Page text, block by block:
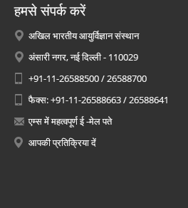
हमसे संपर्क करें
अखिल भारतीय आयुर्विज्ञान संस्थान
अंसारी नगर, नई दिल्ली - 110029
+91-11-26588500 / 26588700
फैक्स: +91-11-26588663 / 26588641
एम्स में महत्वपूर्ण ई -मेल पते
आपकी प्रतिक्रिया दें